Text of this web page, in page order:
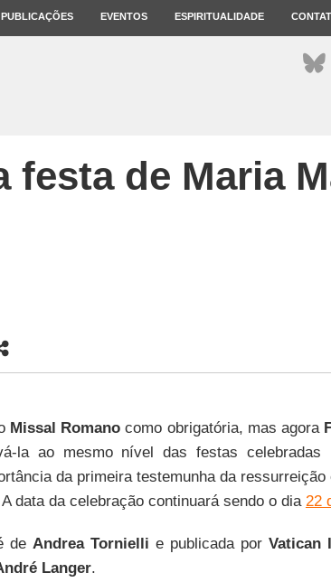
PUBLICAÇÕES EVENTOS ESPIRITUALIDADE
festa de Maria
Missal Romano como obrigatória, mas agora
la ao mesmo nível das festas celebradas
da primeira testemunha da ressurreição
data da celebração continuará sendo o dia 22
de Andrea Tornielli e publicada por Vatican
Langer.